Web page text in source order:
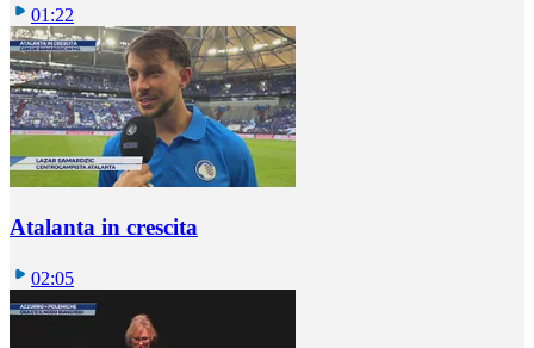
01:22
Atalanta in crescita
02:05